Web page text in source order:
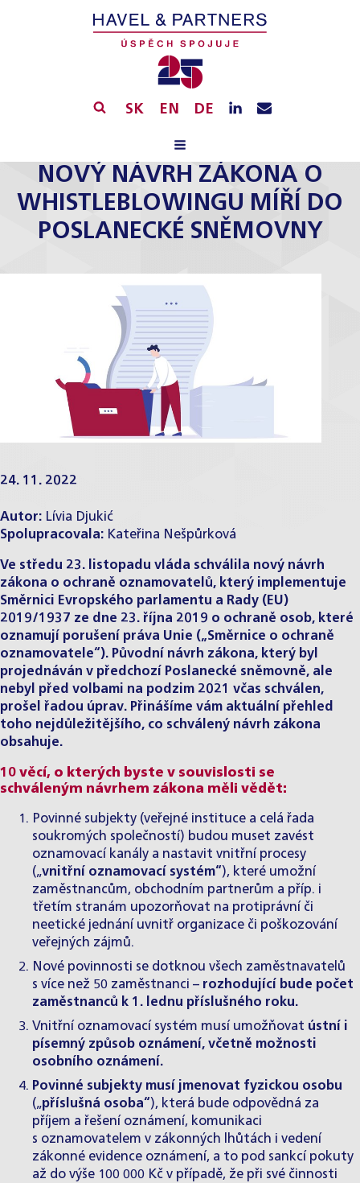
SK EN DE
NOVÝ NÁVRH ZÁKONA O
WHISTLEBLOWINGU MÍŘÍ DO
POSLANECKÉ SNĚMOVNY
24. 11. 2022
Autor: Lívia Djukić
Spolupracovala: Kateřina Nešpůrková
Ve středu 23. listopadu vláda schválila nový návrh
zákona o ochraně oznamovatelů, který implementuje
Směrnici Evropského parlamentu a Rady (EU)
2019/1937 ze dne 23. října 2019 o ochraně osob, které
oznamují porušení práva Unie („Směrnice o ochraně
oznamovatele“). Původní návrh zákona, který byl
projednáván v předchozí Poslanecké sněmovně, ale
nebyl před volbami na podzim 2021 včas schválen,
prošel řadou úprav. Přinášíme vám aktuální přehled
toho nejdůležitějšího, co schválený návrh zákona
obsahuje.
10 věcí, o kterých byste v souvislosti se
schváleným návrhem zákona měli vědět:
Povinné subjekty (veřejné instituce a celá řada
soukromých společností) budou muset zavést
oznamovací kanály a nastavit vnitřní procesy
(„vnitřní oznamovací systém“), které umožní
zaměstnancům, obchodním partnerům a příp. i
třetím stranám upozorňovat na protiprávní či
neetické jednání uvnitř organizace či poškozování
veřejných zájmů.
Nové povinnosti se dotknou všech zaměstnavatelů
s více než 50 zaměstnanci – rozhodující bude počet
zaměstnanců k 1. lednu příslušného roku.
Vnitřní oznamovací systém musí umožňovat ústní i
písemný způsob oznámení, včetně možnosti
osobního oznámení.
Povinné subjekty musí jmenovat fyzickou osobu
(„příslušná osoba“), která bude odpovědná za
příjem a řešení oznámení, komunikaci
s oznamovatelem v zákonných lhůtách i vedení
zákonné evidence oznámení, a to pod sankcí pokuty
až do výše 100 000 Kč v případě, že při své činnosti